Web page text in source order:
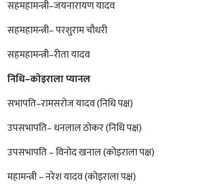
सहमहामन्त्री–जयनारायण यादव
सहमहामन्त्री– परशुराम चौधरी
सहमहामन्त्री–रीता यादव
निधि–कोइराला प्यानल
सभापति–रामसरोज यादव (निधि पक्ष)
उपसभापति– धनलाल ठोकर (निधि पक्ष)
उपसभापति – विनोद खनाल (कोइराला पक्ष)
महामन्त्री – नरेश यादव (कोइराला पक्ष)